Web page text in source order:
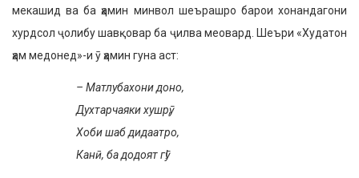
мекашид ва ба ҳамин минвол шеърашро барои хонандагони
хурдсол ҷолибу шавқовар ба ҷилва меовард. Шеъри «Худатон
ҳам медонед»-и ӯ ҳамин гуна аст:
– Матлубахони доно,
Духтарчаяки хушрӯ,
Хоби шаб дидаатро,
Канӣ, ба додоят гӯ!